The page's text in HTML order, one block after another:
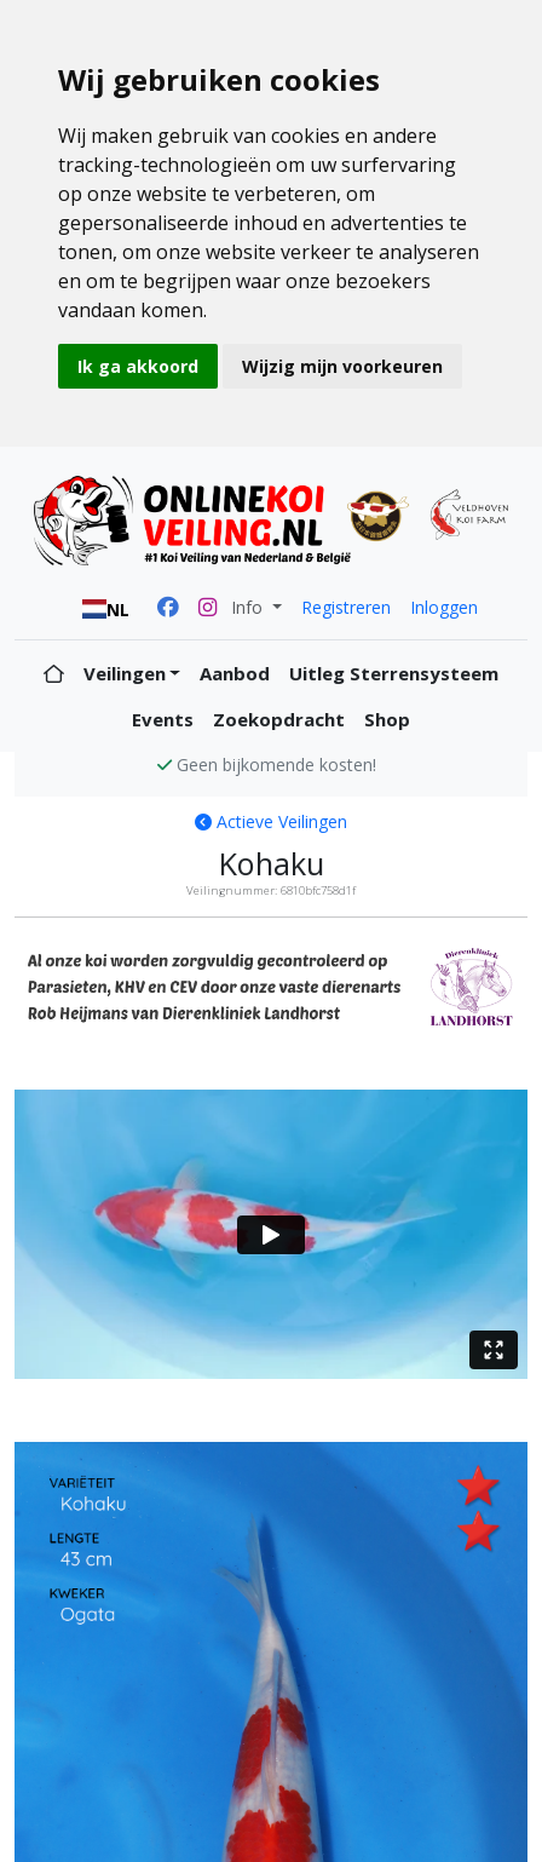
Wij gebruiken cookies
Wij maken gebruik van cookies en andere
tracking-technologieën om uw surfervaring
op onze website te verbeteren, om
gepersonaliseerde inhoud en advertenties te
tonen, om onze website verkeer te analyseren
en om te begrijpen waar onze bezoekers
vandaan komen.
Ik ga akkoord Wijzig mijn voorkeuren
NL Info Registreren Inloggen
Veilingen Aanbod
Uitleg Sterrensysteem
Events
Zoekopdracht Shop
Alle koi zijn KVH en CEV vrij
Actieve Veilingen
Kohaku
Veilingnummer: 6810bfc758d1f